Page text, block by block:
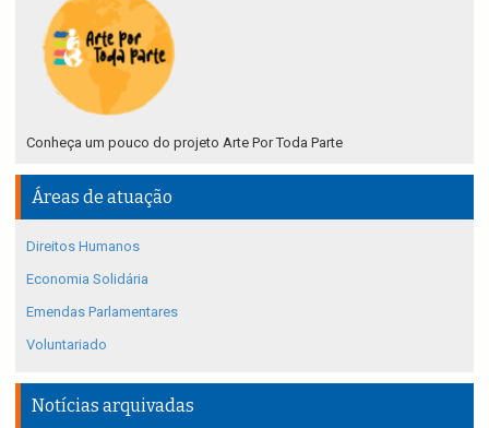
Conheça um pouco do projeto Arte Por Toda Parte
Áreas de atuação
Direitos Humanos
Economia Solidária
Emendas Parlamentares
Voluntariado
Notícias arquivadas